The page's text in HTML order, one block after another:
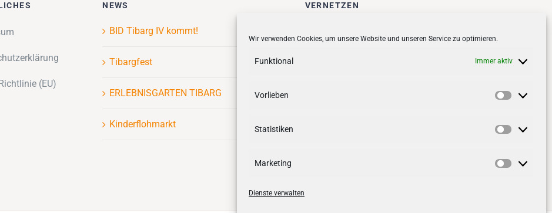
Wir verwenden Cookies, um unsere Website und unseren Service zu optimieren.
Funktional Immer aktiv
Vorlieben
Statistiken
Marketing
Dienste verwalten
(EU)
NEWS
BID Tibarg IV kommt!
Tibargfest
ERLEBNISGARTEN TIBARG
Kinderflohmarkt
VERNETZEN
Follow us onfacebook